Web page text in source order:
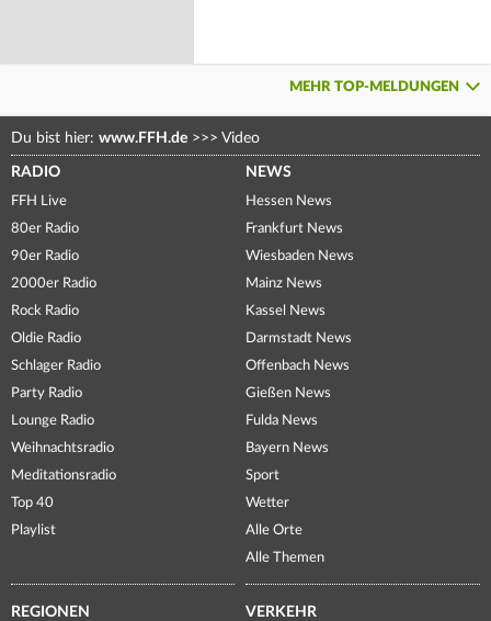
MEHR TOP-MELDUNGEN
Du bist hier: www.FFH.de >>> Video
RADIO
FFH Live
80er Radio
90er Radio
2000er Radio
Rock Radio
Oldie Radio
Schlager Radio
Party Radio
Lounge Radio
Weihnachtsradio
Meditationsradio
Top 40
Playlist
NEWS
Hessen News
Frankfurt News
Wiesbaden News
Mainz News
Kassel News
Darmstadt News
Offenbach News
Gießen News
Fulda News
Bayern News
Sport
Wetter
Alle Orte
Alle Themen
REGIONEN VERKEHR